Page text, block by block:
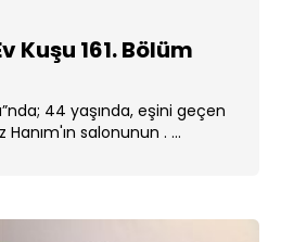
Kuşu 161. Bölüm
44 yaşında, eşini geçen
salonunun . ...